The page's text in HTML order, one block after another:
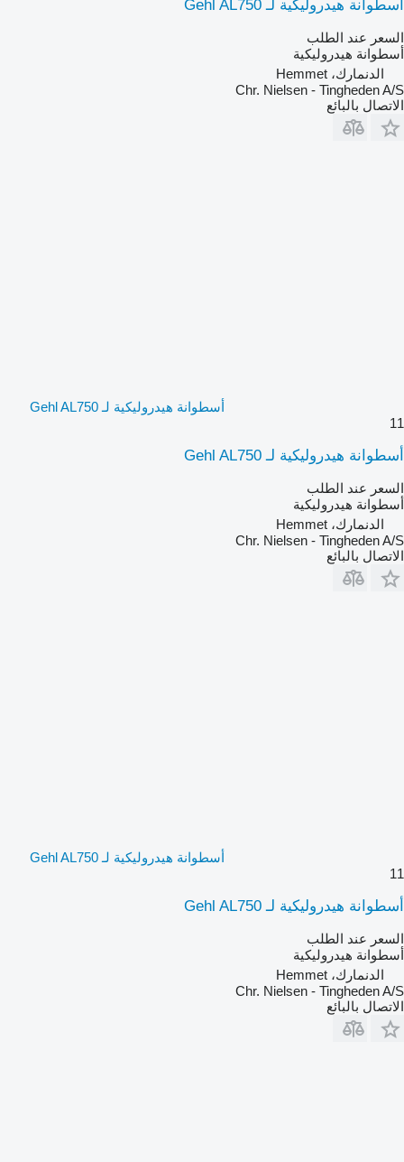
أسطوانة هيدروليكية لـ Gehl AL750
السعر عند الطلب
أسطوانة هيدروليكية
الدنمارك، Hemmet
Chr. Nielsen - Tingheden A/S
الاتصال بالبائع
أسطوانة هيدروليكية لـ Gehl AL750
11
أسطوانة هيدروليكية لـ Gehl AL750
السعر عند الطلب
أسطوانة هيدروليكية
الدنمارك، Hemmet
Chr. Nielsen - Tingheden A/S
الاتصال بالبائع
أسطوانة هيدروليكية لـ Gehl AL750
11
أسطوانة هيدروليكية لـ Gehl AL750
السعر عند الطلب
أسطوانة هيدروليكية
الدنمارك، Hemmet
Chr. Nielsen - Tingheden A/S
الاتصال بالبائع